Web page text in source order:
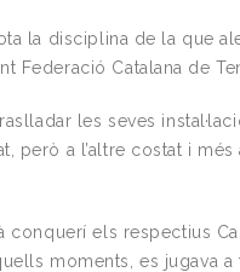
la disciplina de la que
Federació Catalana de
les seves
però a l’altre costat i més
conquerí els respectius
moments, es jugava a